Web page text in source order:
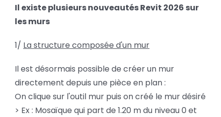
BLOG
SOCIETE
Rechercher:
Il existe plusieurs nouveautés Revit 2026 sur
les murs
1/ La structure composée d'un mur
Il est désormais possible de créer un mur
directement depuis une pièce en plan :
On clique sur l'outil mur puis on créé le mur désiré
> Ex : Mosaïque qui part de 1.20 m du niveau 0 et